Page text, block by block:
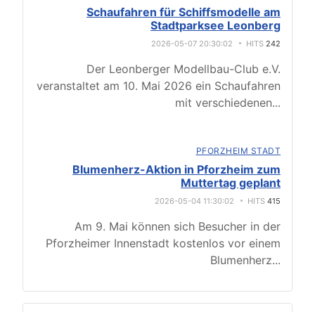
Schaufahren für Schiffsmodelle am
Stadtparksee Leonberg
2026-05-07 20:30:02 HITS 242
Der Leonberger Modellbau-Club e.V.
veranstaltet am 10. Mai 2026 ein Schaufahren
mit verschiedenen...
PFORZHEIM STADT
Blumenherz-Aktion in Pforzheim zum
Muttertag geplant
2026-05-04 11:30:02 HITS 415
Am 9. Mai können sich Besucher in der
Pforzheimer Innenstadt kostenlos vor einem
Blumenherz...